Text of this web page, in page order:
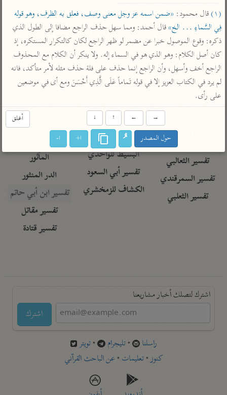
منتقاة
تفسير ابن القيم
تفسير ابن تيمية
عامّة
تفسير السمعاني
محاسن التأويل
للقاسمي
تفسير الثعالبي
تفسير السمرقندي
تفسير الثعلبي
أضواء البيان
نظم الدرر للبقاعي
لغة وبلاغة
التحرير والتنوير
عطية
البحر المحيط لأبي
حيان
البسيط للواحدي
تفسير أبي السعود
الكشاف للزمخشري
تفسير الجلالين
جامع البيان للإيجي
تفسير البيضاوي
تفسير النسفي
الوجيز للواحدي
آثار
موسوعة التفسير
المأثور
الدر المنثور
تفسير ابن أبي حاتم
تفسير مقاتل
تفسير قتادة
اشترك لتصلك أخبار مشاريعنا
اشترك
راسلنا •تليجرام •تويتر
كنوز•تعليمات •عن الباحث القرآني
(١) قال محمود:
فِي السَّماءِ ... الخ»
على رأى.
أغلق →
←
↑
↓
حول المصدر ا+ ا-